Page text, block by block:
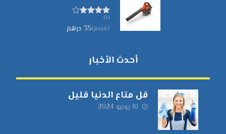
تم التقييم
4.00 من
(0
تقييم)35 درهم
أحدث الأخبار
قل متاع الدنيا قليل
10 يونيو 2024